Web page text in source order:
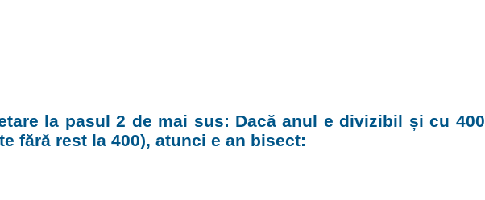
la pasul 2 de mai sus: Dacă anul e divizibil și cu 400
fără rest la 400), atunci e an bisect: